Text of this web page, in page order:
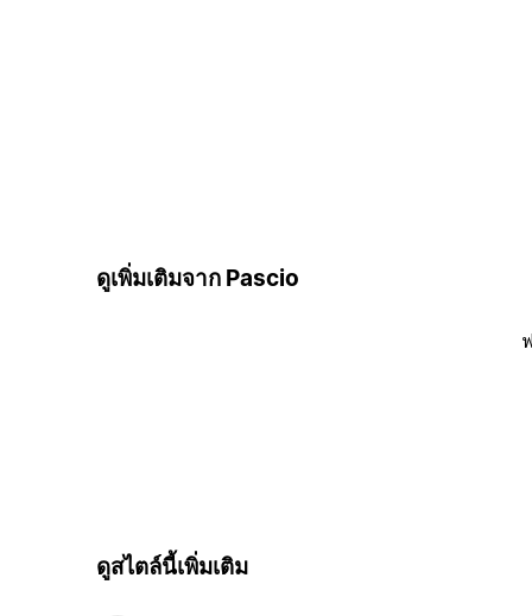
ดูเพิ่มเติมจาก Pascio
ดูสไตล์นี้เพิ่มเติม